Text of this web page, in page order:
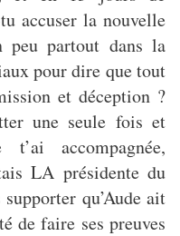
accuser la nouvelle
peu partout dans la
pour dire que tout
et déception ?
une seule fois et
accompagnée,
LA présidente du
qu’Aude ait
de faire ses preuves